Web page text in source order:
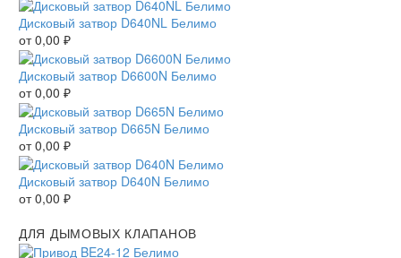
Дисковый затвор D640NL Белимо
от0,00 ₽
Дисковый затвор D6600N Белимо
от0,00 ₽
Дисковый затвор D665N Белимо
от0,00 ₽
Дисковый затвор D640N Белимо
от0,00 ₽
ДЛЯ ДЫМОВЫХ КЛАПАНОВ